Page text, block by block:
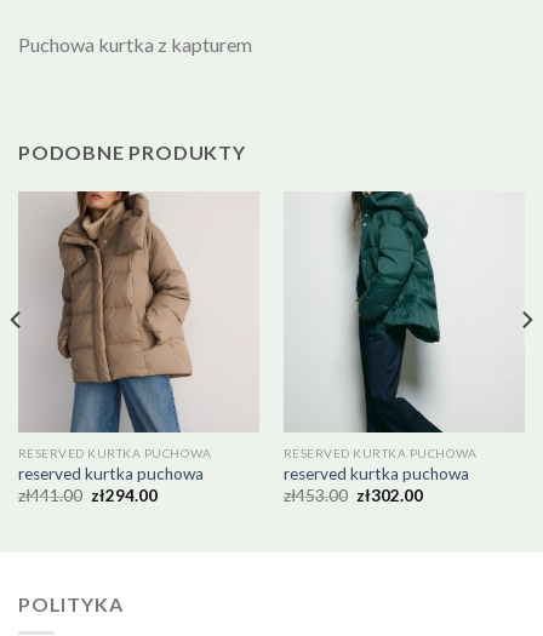
Puchowa kurtka z kapturem
PODOBNE PRODUKTY
RESERVED KURTKA PUCHOWA
reserved kurtka puchowa
zł441.00 zł294.00
RESERVED KURTKA PUCHOWA
reserved kurtka puchowa
zł453.00 zł302.00
POLITYKA